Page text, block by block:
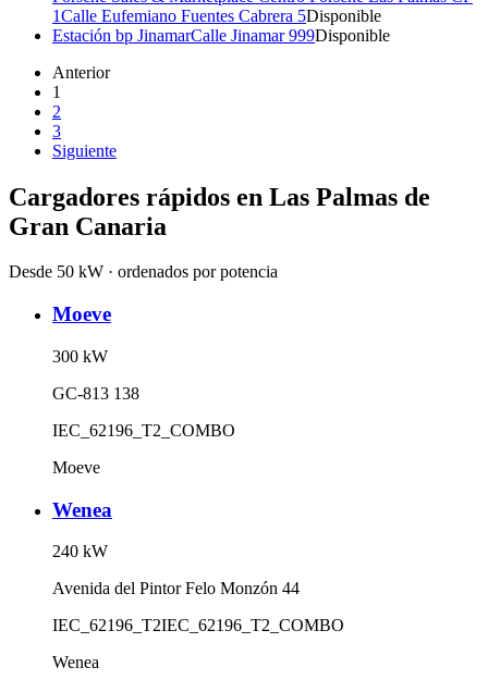
1Calle Eufemiano Fuentes Cabrera 5Disponible
Estación bp JinamarCalle Jinamar 999Disponible
Anterior
1
2
3
Siguiente
Cargadores rápidos en Las Palmas de
Gran Canaria
Desde 50 kW · ordenados por potencia
Moeve
300 kW
GC-813 138
IEC_62196_T2_COMBO
Moeve
Wenea
240 kW
Avenida del Pintor Felo Monzón 44
IEC_62196_T2IEC_62196_T2_COMBO
Wenea